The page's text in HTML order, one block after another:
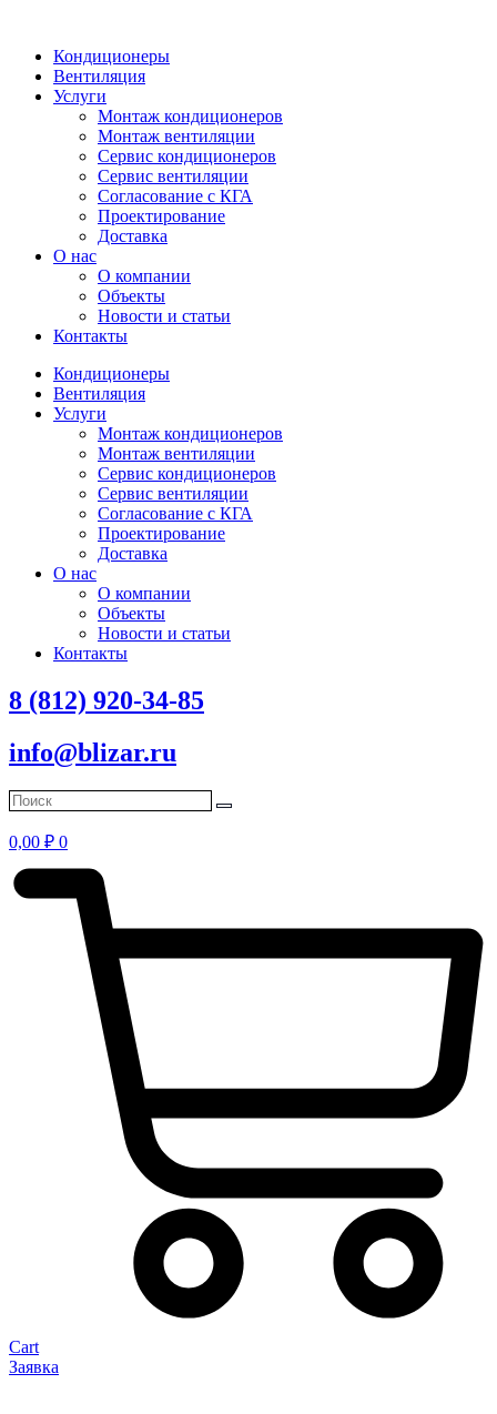
Кондиционеры
Вентиляция
Услуги
Монтаж кондиционеров
Монтаж вентиляции
Сервис кондиционеров
Сервис вентиляции
Согласование с КГА
Проектирование
Доставка
О нас
О компании
Объекты
Новости и статьи
Контакты
Кондиционеры
Вентиляция
Услуги
Монтаж кондиционеров
Монтаж вентиляции
Сервис кондиционеров
Сервис вентиляции
Согласование с КГА
Проектирование
Доставка
О нас
О компании
Объекты
Новости и статьи
Контакты
8 (812) 920-34-85
info@blizar.ru
0,00 ₽ 0
Cart
Заявка